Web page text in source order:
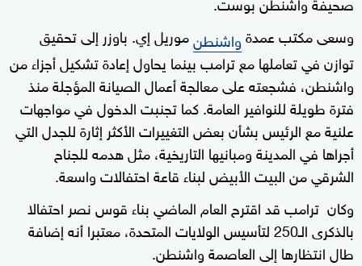
وسعى مكتب عمدةواشنطنموريل إي. باوزر إلى تحقيق
توازن في تعاملها مع ترامب بينما يحاول إعادة تشكيل أجزاء من
واشنطن، فشجعته على معالجة أعمال الصيانة المؤجلة منذ
فترة طويلة للنوافير العامة. كما تجنبت الدخول في مواجهات
علنية مع الرئيس بشأن بعض التغييرات الأكثر إثارة للجدل التي
أجراها في المدينة ومبانيها التاريخية، مثل هدمه للجناح
الشرقي من البيت الأبيض لبناء قاعة احتفالات واسعة.
وكان ترامب قد اقترح العام الماضي بناء قوس نصر احتفالا
بالذكرى الـ250 لتأسيس الولايات المتحدة، معتبرا أنه إضافة
طال انتظارها إلى العاصمة واشنطن.